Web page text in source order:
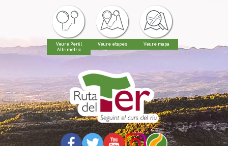
Veure Perfil
Altrimetric
Veure etapes Veure mapa